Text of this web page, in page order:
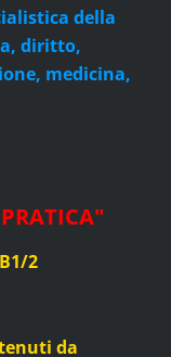
della
diritto,
medicina,
"
2
da